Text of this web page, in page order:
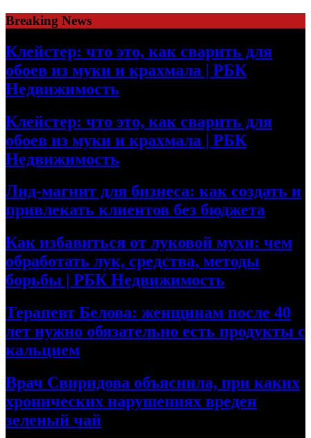
Skip
to
content
Breaking News
Клейстер: что это, как сварить для
обоев из муки и крахмала | РБК
Недвижимость
Клейстер: что это, как сварить для
обоев из муки и крахмала | РБК
Недвижимость
Лид-магнит для бизнеса: как создать и
привлекать клиентов без бюджета
Как избавиться от луковой мухи: чем
обработать лук, средства, методы
борьбы | РБК Недвижимость
Терапевт Белова: женщинам после 40
лет нужно обязательно есть продукты с
кальцием
Врач Свиридова объяснила, при каких
хронических нарушениях вреден
зеленый чай